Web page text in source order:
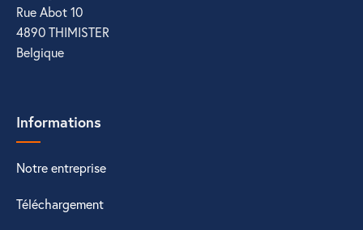
Rue Abot 10
4890 THIMISTER
Belgique
Informations
Notre entreprise
Téléchargement